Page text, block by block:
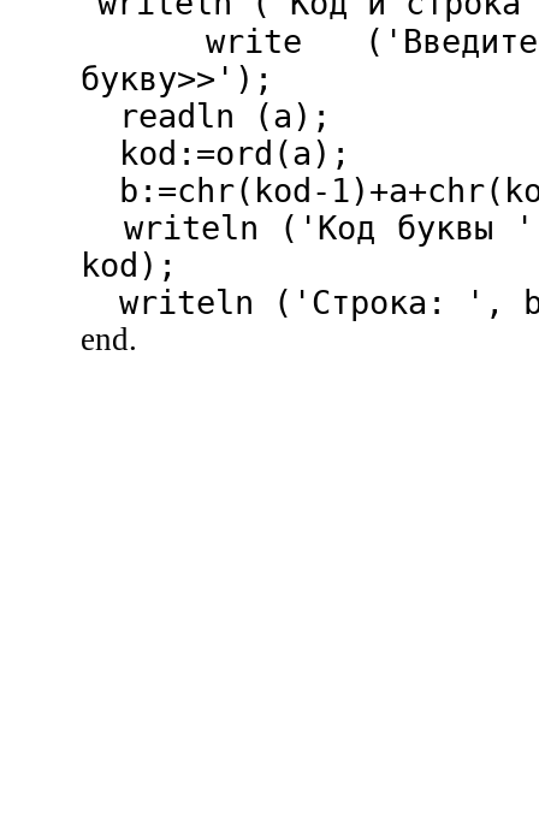
write ('Введите
букву>>');
readln (а);
kod:=ord(а);
b:=chr(kod-
writeln ('Код
kod);
writeln ('Строка: ',
end.